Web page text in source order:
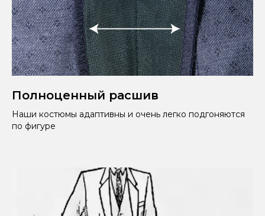
Полноценный расшив
Наши костюмы адаптивны и очень легко подгоняются
по фигуре